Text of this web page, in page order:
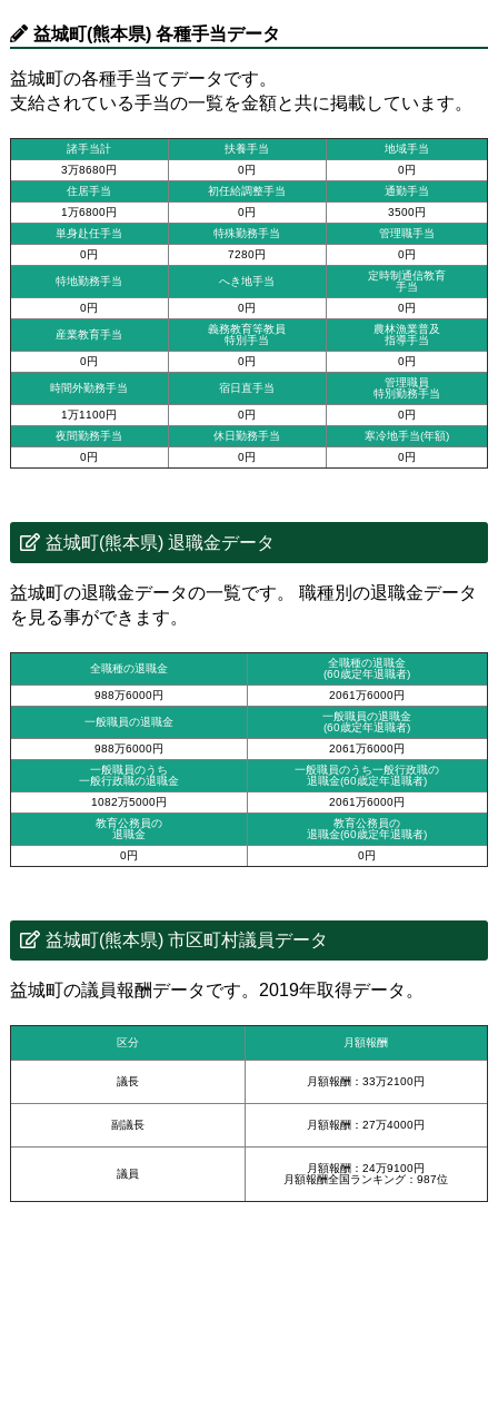
益城町(熊本県) 各種手当データ
益城町の各種手当てデータです。
支給されている手当の一覧を金額と共に掲載しています。
諸手当計 扶養手当
地域手当
3万8680円
0円
0円
住居手当
初任給調整手当
通勤手当
1万6800円
0円
3500円
単身赴任手当
特殊勤務手当
管理職手当
0円
7280円 0円
特地勤務手当 へき地手当
定時制通信教育
手当
0円
0円 0円
産業教育手当
義務教育等教員
特別手当
農林漁業普及
指導手当
0円
0円 0円
時間外勤務手当 宿日直手当
管理職員
特別勤務手当
1万1100円
0円
0円
夜間勤務手当
休日勤務手当
寒冷地手当(年額)
0円
0円 0円
益城町(熊本県) 退職金データ
益城町の退職金データの一覧です。 職種別の退職金データ
を見る事ができます。
全職種の退職金
全職種の退職金
(60歳定年退職者)
988万6000円
2061万6000円
一般職員の退職金
一般職員の退職金
(60歳定年退職者)
988万6000円
2061万6000円
一般職員のうち
一般行政職の退職金
一般職員のうち一般行政職の
退職金(60歳定年退職者)
1082万5000円
2061万6000円
教育公務員の
退職金
教育公務員の
退職金(60歳定年退職者)
0円
0円
益城町(熊本県) 市区町村議員データ
益城町の議員報酬データです。2019年取得データ。
区分 月額報酬
議長 月額報酬：33万2100円
副議長 月額報酬：27万4000円
議員
月額報酬：24万9100円
月額報酬全国ランキング：987位